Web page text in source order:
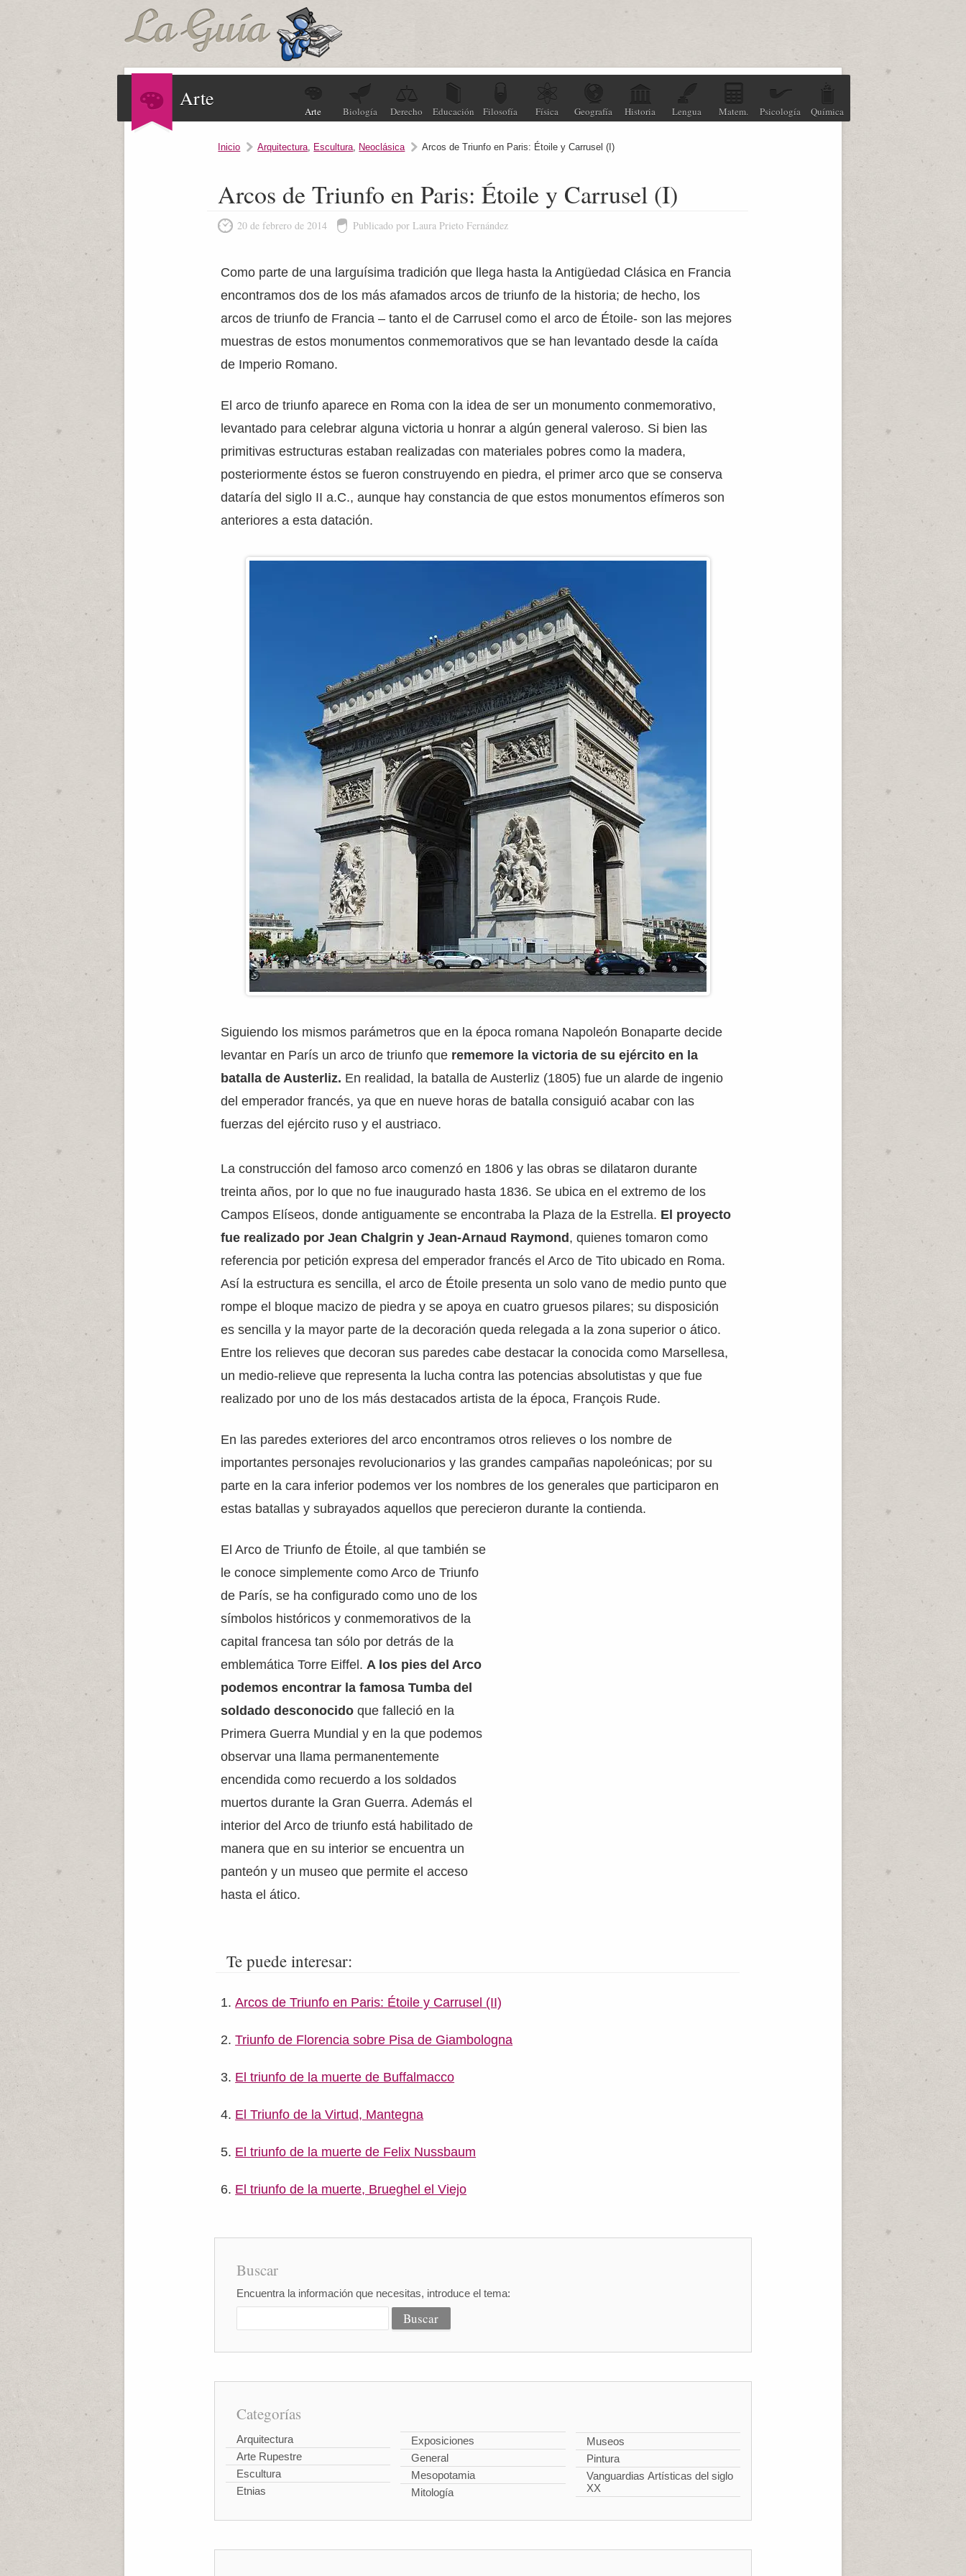
Arte
Arte Biología Derecho Educación Filosofía Física Geografía Historia Lengua Matem. Psicología Química
Inicio Arquitectura, Escultura, Neoclásica Arcos de Triunfo en Paris: Étoile y Carrusel (I)
Arcos de Triunfo en Paris: Étoile y Carrusel (I)
20 de febrero de 2014 Publicado por Laura Prieto Fernández
Como parte de una larguísima tradición que llega hasta la Antigüedad Clásica en Francia
encontramos dos de los más afamados arcos de triunfo de la historia; de hecho, los
arcos de triunfo de Francia – tanto el de Carrusel como el arco de Étoile- son las mejores
muestras de estos monumentos conmemorativos que se han levantado desde la caída
de Imperio Romano.
El arco de triunfo aparece en Roma con la idea de ser un monumento conmemorativo,
levantado para celebrar alguna victoria u honrar a algún general valeroso. Si bien las
primitivas estructuras estaban realizadas con materiales pobres como la madera,
posteriormente éstos se fueron construyendo en piedra, el primer arco que se conserva
dataría del siglo II a.C., aunque hay constancia de que estos monumentos efímeros son
anteriores a esta datación.
Siguiendo los mismos parámetros que en la época romana Napoleón Bonaparte decide
levantar en París un arco de triunfo que rememore la victoria de su ejército en la
batalla de Austerliz. En realidad, la batalla de Austerliz (1805) fue un alarde de ingenio
del emperador francés, ya que en nueve horas de batalla consiguió acabar con las
fuerzas del ejército ruso y el austriaco.
La construcción del famoso arco comenzó en 1806 y las obras se dilataron durante
treinta años, por lo que no fue inaugurado hasta 1836. Se ubica en el extremo de los
Campos Elíseos, donde antiguamente se encontraba la Plaza de la Estrella. El proyecto
fue realizado por Jean Chalgrin y Jean-Arnaud Raymond , quienes tomaron como
referencia por petición expresa del emperador francés el Arco de Tito ubicado en Roma.
Así la estructura es sencilla, el arco de Étoile presenta un solo vano de medio punto que
rompe el bloque macizo de piedra y se apoya en cuatro gruesos pilares; su disposición
es sencilla y la mayor parte de la decoración queda relegada a la zona superior o ático.
Entre los relieves que decoran sus paredes cabe destacar la conocida como Marsellesa,
un medio-relieve que representa la lucha contra las potencias absolutistas y que fue
realizado por uno de los más destacados artista de la época, François Rude.
En las paredes exteriores del arco encontramos otros relieves o los nombre de
importantes personajes revolucionarios y las grandes campañas napoleónicas; por su
parte en la cara inferior podemos ver los nombres de los generales que participaron en
estas batallas y subrayados aquellos que perecieron durante la contienda.
El Arco de Triunfo de Étoile, al que también se
le conoce simplemente como Arco de Triunfo
de París, se ha configurado como uno de los
símbolos históricos y conmemorativos de la
capital francesa tan sólo por detrás de la
emblemática Torre Eiffel.A los pies del Arco
podemos encontrar la famosa Tumba del
soldado desconocidoque falleció en la
Primera Guerra Mundial y en la que podemos
observar una llama permanentemente
encendida como recuerdo a los soldados
muertos durante la Gran Guerra. Además el
interior del Arco de triunfo está habilitado de
manera que en su interior se encuentra un
panteón y un museo que permite el acceso
hasta el ático.
Te puede interesar:
Arcos de Triunfo en Paris: Étoile y Carrusel (II)
Triunfo de Florencia sobre Pisa de Giambologna
El triunfo de la muerte de Buffalmacco
El Triunfo de la Virtud, Mantegna
El triunfo de la muerte de Felix Nussbaum
El triunfo de la muerte, Brueghel el Viejo
Buscar
Encuentra la información que necesitas, introduce el tema:
Categorías
Arquitectura
Arte Rupestre
Escultura
Etnias
Exposiciones
General
Mesopotamia
Mitología
Museos
Pintura
Vanguardias Artísticas del siglo
XX